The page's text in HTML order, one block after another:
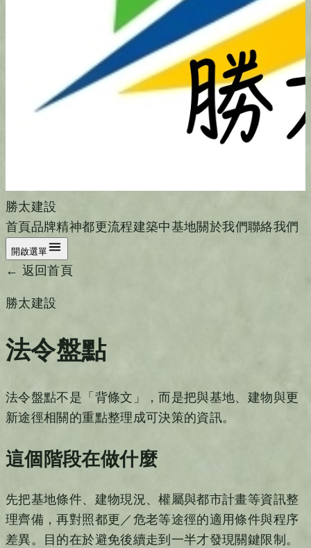
勝太建設
首頁品牌精神都更流程建築中基地關於我們聯絡我們
開啟選單
← 返回首頁
勝太建設
法令盤點
法令盤點不是「背條文」，而是把與基地、建物與更
新途徑相關的重點整理成可決策的資訊。
這個階段在做什麼
先把基地條件、建物現況、權屬與都市計畫等資訊整
理齊備，再對照都更／危老等途徑的適用條件與程序
差異。目的在於避免後續走到一半才發現關鍵限制。